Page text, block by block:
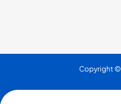
Copyright ©